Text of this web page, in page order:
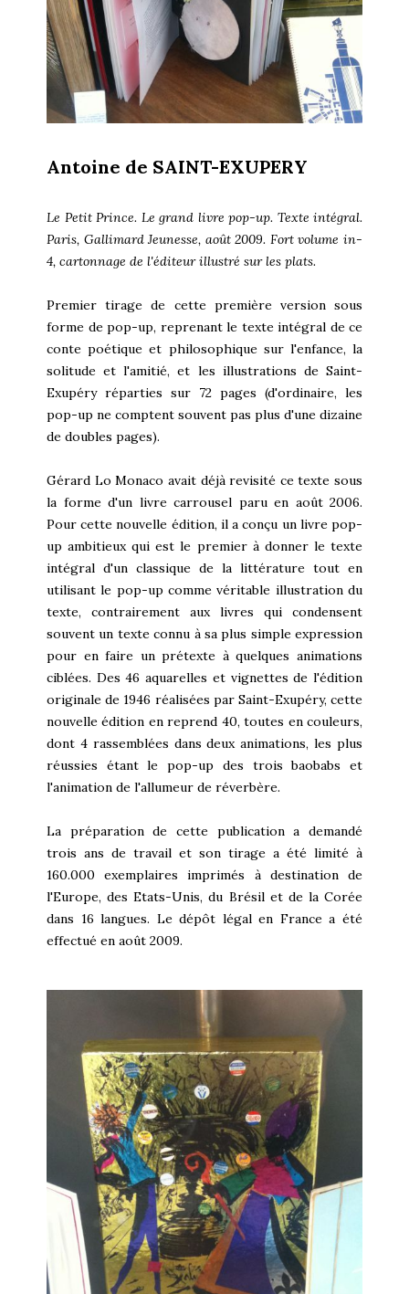
Antoine de SAINT-EXUPERY
Le Petit Prince. Le grand livre pop-up. Texte intégral.
Paris, Gallimard Jeunesse, août 2009. Fort volume in-
4, cartonnage de l'éditeur illustré sur les plats.
Premier tirage de cette première version sous
forme de pop-up, reprenant le texte intégral de ce
conte poétique et philosophique sur l'enfance, la
solitude et l'amitié, et les illustrations de Saint-
Exupéry réparties sur 72 pages (d'ordinaire, les
pop-up ne comptent souvent pas plus d'une dizaine
de doubles pages).
Gérard Lo Monaco avait déjà revisité ce texte sous
la forme d'un livre carrousel paru en août 2006.
Pour cette nouvelle édition, il a conçu un livre pop-
up ambitieux qui est le premier à donner le texte
intégral d'un classique de la littérature tout en
utilisant le pop-up comme véritable illustration du
texte, contrairement aux livres qui condensent
souvent un texte connu à sa plus simple expression
pour en faire un prétexte à quelques animations
ciblées. Des 46 aquarelles et vignettes de l'édition
originale de 1946 réalisées par Saint-Exupéry, cette
nouvelle édition en reprend 40, toutes en couleurs,
dont 4 rassemblées dans deux animations, les plus
réussies étant le pop-up des trois baobabs et
l'animation de l'allumeur de réverbère.
La préparation de cette publication a demandé
trois ans de travail et son tirage a été limité à
160.000 exemplaires imprimés à destination de
l'Europe, des Etats-Unis, du Brésil et de la Corée
dans 16 langues. Le dépôt légal en France a été
effectué en août 2009.